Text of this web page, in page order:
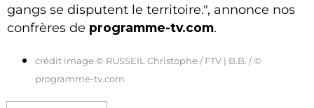
gangs se disputent le territoire.", annonce nos
confrères de programme-tv.com.
crédit image © RUSSEIL Christophe / FTV | B.B. / ©
programme-tv.com